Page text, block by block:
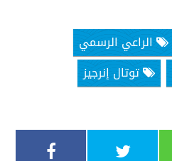
الراعي الرسمي
توتال إنرجيز